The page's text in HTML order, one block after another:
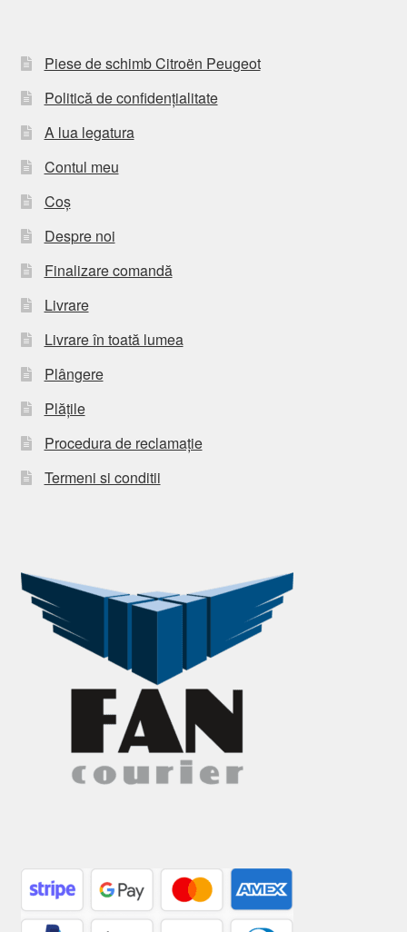
Piese de schimb Citroën Peugeot
Politică de confidențialitate
A lua legatura
Contul meu
Coș
Despre noi
Finalizare comandă
Livrare
Livrare în toată lumea
Plângere
Plățile
Procedura de reclamație
Termeni si conditii